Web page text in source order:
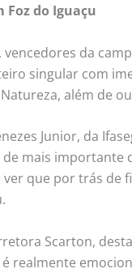
Foz do Iguaçu
da
singular com
além de
Junior, da
de mais
ver que por trás
Scarton,
é realmente